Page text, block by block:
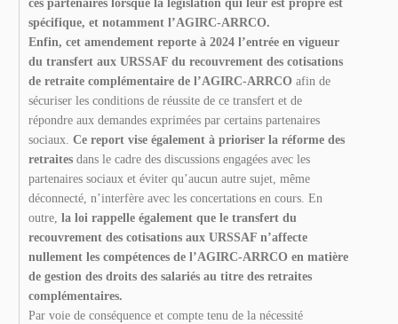
ces partenaires lorsque la législation qui leur est propre est
spécifique, et notamment l’AGIRC-ARRCO.
Enfin, cet amendement reporte à 2024 l’entrée en vigueur
du transfert aux URSSAF du recouvrement des cotisations
de retraite complémentaire de l’AGIRC-ARRCO afin de
sécuriser les conditions de réussite de ce transfert et de
répondre aux demandes exprimées par certains partenaires
sociaux. Ce report vise également à prioriser la réforme des
retraites dans le cadre des discussions engagées avec les
partenaires sociaux et éviter qu’aucun autre sujet, même
déconnecté, n’interfère avec les concertations en cours. En
outre, la loi rappelle également que le transfert du
recouvrement des cotisations aux URSSAF n’affecte
nullement les compétences de l’AGIRC-ARRCO en matière
de gestion des droits des salariés au titre des retraites
complémentaires.
Par voie de conséquence et compte tenu de la nécessité